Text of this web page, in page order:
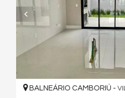
BALNEÁRIO CAMBORIÚ -